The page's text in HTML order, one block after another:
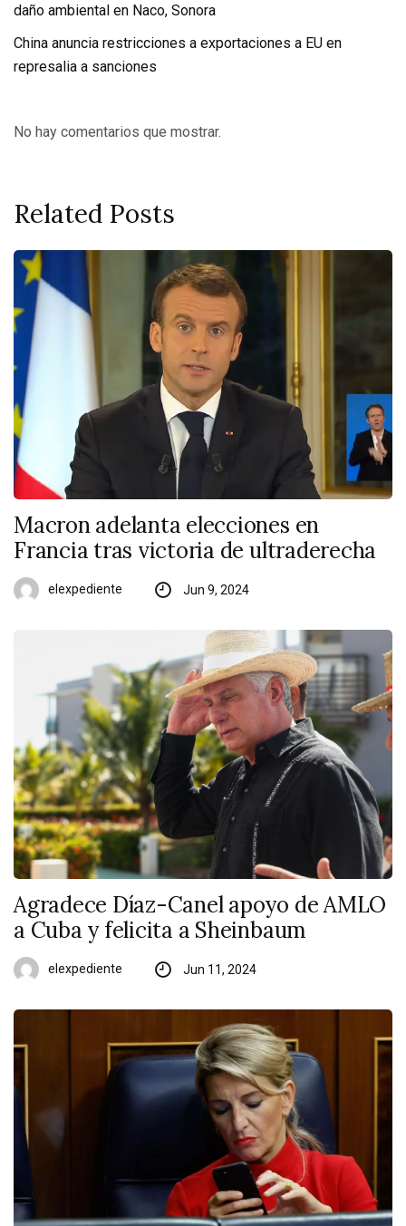
daño ambiental en Naco, Sonora
China anuncia restricciones a exportaciones a EU en
represalia a sanciones
No hay comentarios que mostrar.
Related Posts
Macron adelanta elecciones en
Francia tras victoria de ultraderecha
elexpediente Jun 9, 2024
Agradece Díaz-Canel apoyo de AMLO
a Cuba y felicita a Sheinbaum
elexpediente Jun 11, 2024